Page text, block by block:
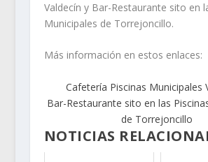
Valdecín y Bar-Restaurante sito en
Municipales de Torrejoncillo.
Más información en estos enlaces:
Cafetería Piscinas Municipales
Bar-Restaurante sito en las
de Torrejoncillo
NOTICIAS